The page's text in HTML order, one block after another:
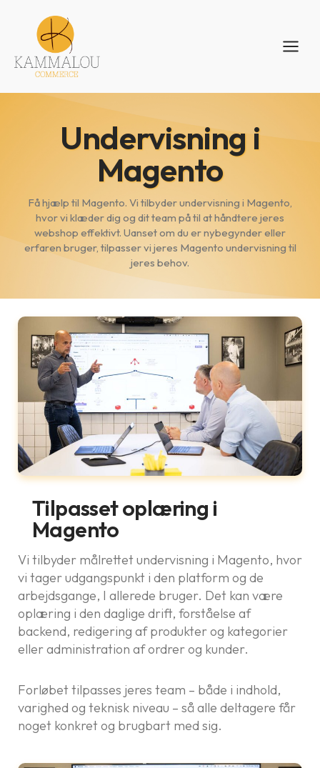
Undervisning i
Magento
Få hjælp til Magento. Vi tilbyder undervisning i Magento,
hvor vi klæder dig og dit team på til at håndtere jeres
webshop effektivt. Uanset om du er nybegynder eller
erfaren bruger, tilpasser vi jeres Magento undervisning til
jeres behov.
Tilpasset oplæring i
Magento
Vi tilbyder målrettet undervisning i Magento, hvor
vi tager udgangspunkt i den platform og de
arbejdsgange, I allerede bruger. Det kan være
oplæring i den daglige drift, forståelse af
backend, redigering af produkter og kategorier
eller administration af ordrer og kunder.
Forløbet tilpasses jeres team – både i indhold,
varighed og teknisk niveau – så alle deltagere får
noget konkret og brugbart med sig.